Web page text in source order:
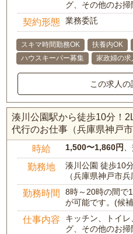
グ、その他のお掃
契約形態 業務委託
スキマ時間勤務OK 扶養内OK
ハウスキーパー募集
家政婦の求
この求人
湊川公園駅から徒歩10分！
代行のお仕事（兵庫県神戸市
時給 1,500〜1,860円
勤務地
湊川公園 徒歩10
（兵庫県神戸市兵
勤務時間
8時～20時の間で
が可能です。(候
仕事内容
キッチン、トイ
グ、その他のお掃